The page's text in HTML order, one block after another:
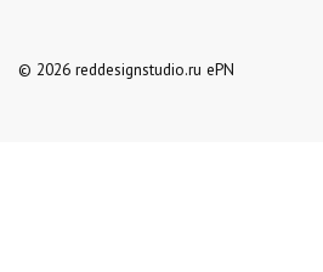
© 2026 reddesignstudio.ru ePN